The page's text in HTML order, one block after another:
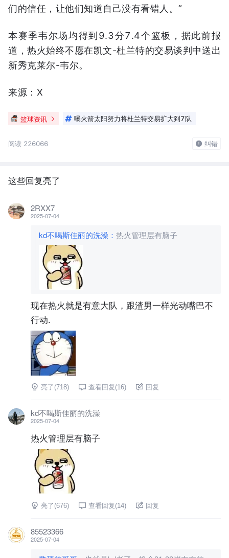
们的信任，让他们知道自己没有看错人。”
本赛季韦尔场均得到9.3分7.4个篮板，据此前报
道，热火始终不愿在凯文-杜兰特的交易谈判中送出
新秀克莱尔-韦尔。
来源：X
篮球资讯 曝火箭太阳努力将杜兰特交易扩大到7队
阅读 226066 纠错
这些回复亮了
2RXX7
2025-07-04
kd不喝斯佳丽的洗澡 ： 热火管理层有脑子
现在热火就是有意大队，跟渣男一样光动嘴巴不
行动.
亮了(718) 查看回复(16) 回复
kd不喝斯佳丽的洗澡
2025-07-04
热火管理层有脑子
亮了(676) 查看回复(14) 回复
85523366
2025-07-04